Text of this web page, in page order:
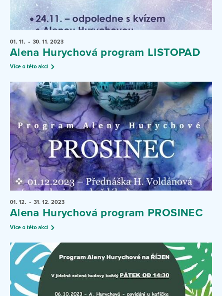
01. 11. - 30. 11. 2023
Alena Hurychová program LISTOPAD
Více o této akci
01. 12. - 31. 12. 2023
Alena Hurychová program PROSINEC
Více o této akci